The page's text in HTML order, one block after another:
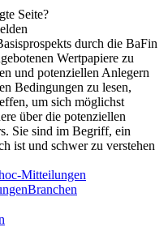
Seite?
durch die BaFin
Wertpapiere zu
und potenziellen Anlegern
Bedingungen zu lesen,
um sich möglichst
über die potenziellen
Sie sind im Begriff, ein
ist und schwer zu verstehen
Mitteilungen
Branchen